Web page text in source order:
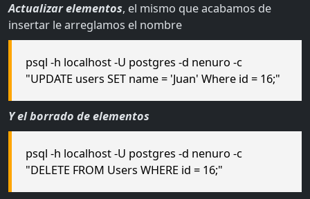
Actualizar elementos, el mismo que acabamos de
insertar le arreglamos el nombre
psql -h localhost -U postgres -d nenuro -c
"UPDATE users SET name = 'Juan' Where id = 16;"
Y el borrado de elementos
psql -h localhost -U postgres -d nenuro -c
"DELETE FROM Users WHERE id = 16;"